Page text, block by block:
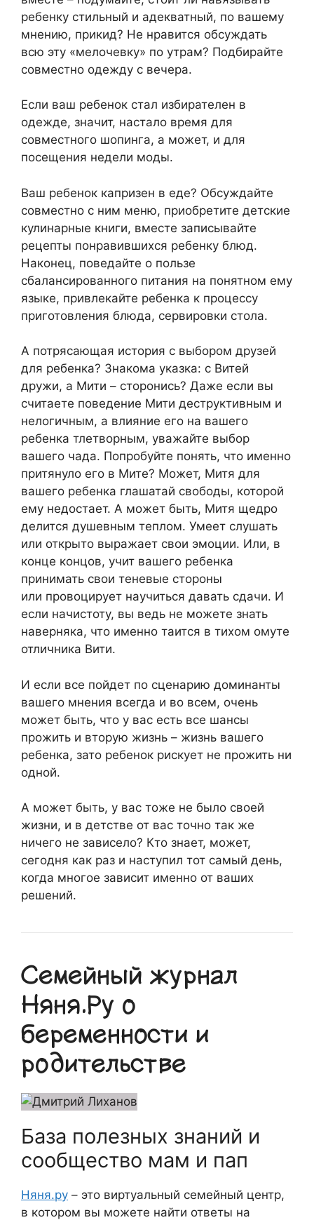
ребенку стильный и адекватный, по вашему
мнению, прикид? Не нравится обсуждать
всю эту «мелочевку» по утрам? Подбирайте
совместно одежду с вечера.
Если ваш ребенок стал избирателен в
одежде, значит, настало время для
совместного шопинга, а может, и для
посещения недели моды.
Ваш ребенок капризен в еде? Обсуждайте
совместно с ним меню, приобретите детские
кулинарные книги, вместе записывайте
рецепты понравившихся ребенку блюд.
Наконец, поведайте о пользе
сбалансированного питания на понятном ему
языке, привлекайте ребенка к процессу
приготовления блюда, сервировки стола.
А потрясающая история с выбором друзей
для ребенка? Знакома указка: с Витей
дружи, а Мити – сторонись? Даже если вы
считаете поведение Мити деструктивным и
нелогичным, а влияние его на вашего
ребенка тлетворным, уважайте выбор
вашего чада. Попробуйте понять, что именно
притянуло его в Мите? Может, Митя для
вашего ребенка глашатай свободы, которой
ему недостает. А может быть, Митя щедро
делится душевным теплом. Умеет слушать
или открыто выражает свои эмоции. Или, в
конце концов, учит вашего ребенка
принимать свои теневые стороны
или провоцирует научиться давать сдачи. И
если начистоту, вы ведь не можете знать
наверняка, что именно таится в тихом омуте
отличника Вити.
И если все пойдет по сценарию доминанты
вашего мнения всегда и во всем, очень
может быть, что у вас есть все шансы
прожить и вторую жизнь – жизнь вашего
ребенка, зато ребенок рискует не прожить ни
одной.
А может быть, у вас тоже не было своей
жизни, и в детстве от вас точно так же
ничего не зависело? Кто знает, может,
сегодня как раз и наступил тот самый день,
когда многое зависит именно от ваших
решений.
Семейный журнал
Няня.Ру о
беременности и
родительстве
База полезных знаний и
сообщество мам и пап
Няня.ру – это виртуальный семейный центр,
в котором вы можете найти ответы на